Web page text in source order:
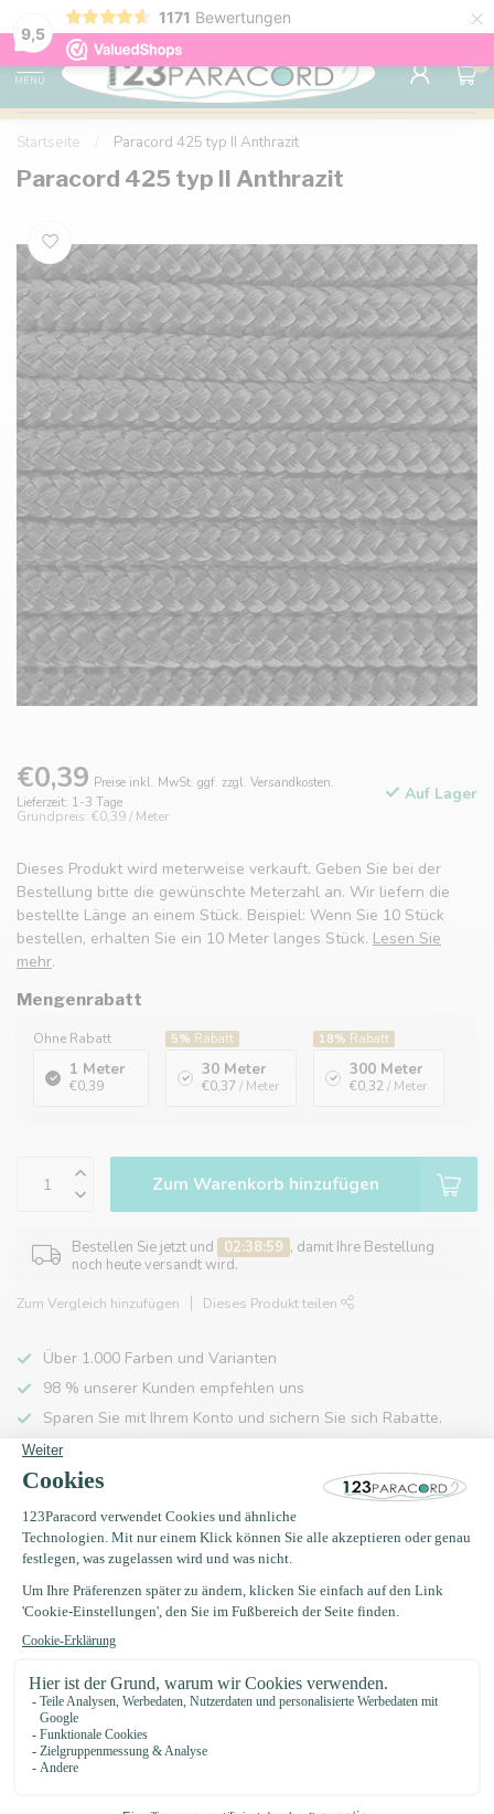
9,5
1171 Bewertungen ×
Kostenlose Lieferung nach Hause ab 150 €
MENU
0
Startseite Paracord 425 typ II Anthrazit
Paracord 425 typ II Anthrazit
€0,39 Preise inkl. MwSt. ggf. zzgl. Versandkosten.
Lieferzeit: 1-3 Tage
Grundpreis: €0,39 / Meter
Auf Lager
Dieses Produkt wird meterweise verkauft. Geben Sie bei der
Bestellung bitte die gewünschte Meterzahl an. Wir liefern die
bestellte Länge an einem Stück. Beispiel: Wenn Sie 10 Stück
bestellen, erhalten Sie ein 10 Meter langes Stück. Lesen Sie
mehr.
Mengenrabatt
Ohne Rabatt
1 Meter
€0,39
5% Rabatt
30 Meter
€0,37/ Meter
18% Rabatt
300 Meter
€0,32 / Meter
Zum Warenkorb hinzufügen
Bestellen Sie jetzt und 02:38:59 , damit Ihre Bestellung
noch heute versandt wird.
Zum Vergleich hinzufügen Dieses Produkt teilen
Über 1.000 Farben und Varianten
98 % unserer Kunden empfehlen uns
Sparen Sie mit Ihrem Konto und sichern Sie sich Rabatte.
Kostenlose Lieferung nach Hause ab 150 €
Produktbeschreibung
Eigenschaften
Zuletzt angesehen